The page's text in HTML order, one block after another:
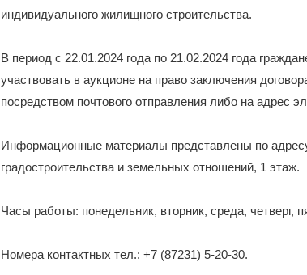
индивидуального жилищного строительства.
В период с 22.01.2024 года по 21.02.2024 года
участвовать в аукционе на право заключения
посредством почтового отправления либо на адрес
Информационные материалы представлены по
градостроительства и земельных отношений, 1 этаж.
Часы работы: понедельник, вторник, среда, четверг,
Номера контактных тел.: +7 (87231) 5-20-30.